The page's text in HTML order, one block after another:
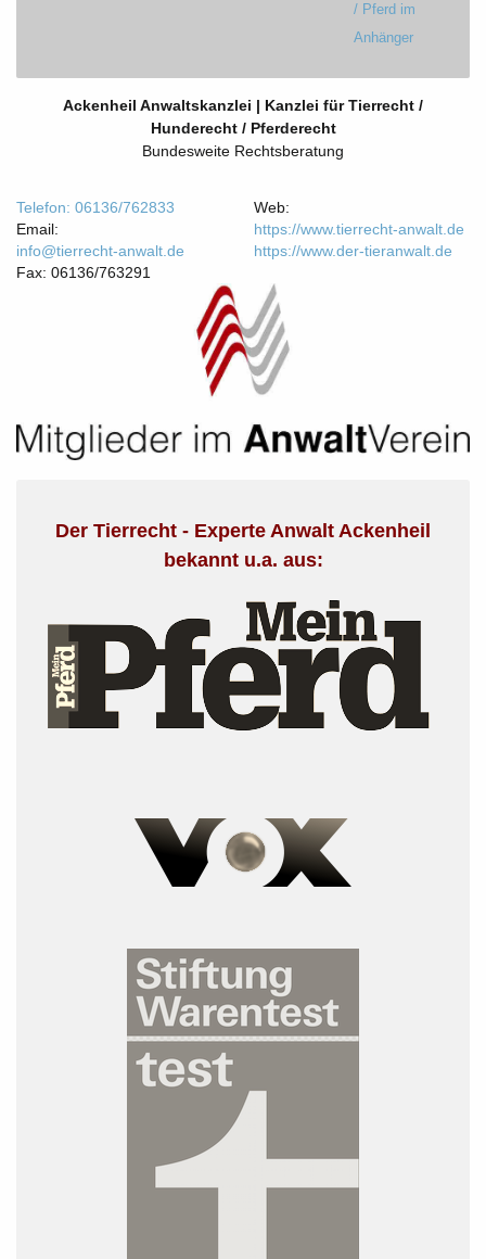
/ Pferd im
Anhänger
Ackenheil Anwaltskanzlei | Kanzlei für Tierrecht /
Hunderecht / Pferderecht
Bundesweite Rechtsberatung
Telefon: 06136/762833
Email:
info@tierrecht-anwalt.de
Fax: 06136/763291
Web:
https://www.tierrecht-anwalt.de
https://www.der-tieranwalt.de
Der Tierrecht - Experte Anwalt Ackenheil
bekannt u.a. aus: